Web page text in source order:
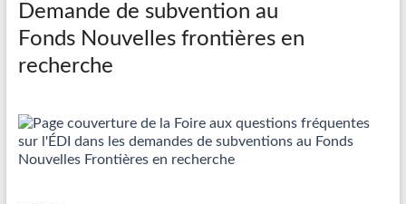
Demande de subvention au
Fonds Nouvelles frontières en
recherche